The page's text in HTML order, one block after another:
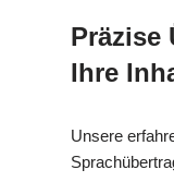
Präzise
Ihre
Unsere